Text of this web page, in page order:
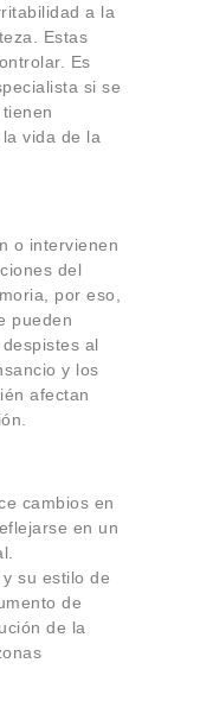
a la
Estas
Es
si se
vida de la
o intervienen
del
por eso,
pueden
al
y los
afectan
cambios en
en un
su estilo de
de
de la